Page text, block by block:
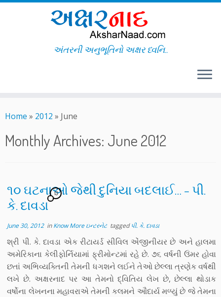
to
અંતરની અનુભૂતિનો અક્ષર ધ્વનિ..
Home » 2012 » June
Monthly Archives: June 2012
૧૦ ઘટનાઓ જેથી દુનિયા બદલાઈ… – પી.
કે. દાવડા
13
June 30, 2012inKnow More ઇન્ટરનેટ taggedપી. કે. દાવડા
શ્રી પી. કે. દાવડા એક રીટાયર્ડ સીવિલ એંજીનીયર છે અને હાલમા
અમેરિકાના કેલીફોર્નિયામાં ફ્રીમોન્ટમાં રહે છે. ૭૬ વર્ષની ઉંમર હોવા
છતાં અભિવ્યક્તિની તેમની ધગશને લઈને તેઓ છેલ્લા ત્રણેક વર્ષથી
લખે છે. અક્ષરનાદ પર આ તેમનો દ્વિતિય લેખ છે, છેલ્લા થોડાક
વર્ષોના લેખનના મહાવરાએ તેમની કલમને ઔદાર્ય મળ્યું છે જે તેમના